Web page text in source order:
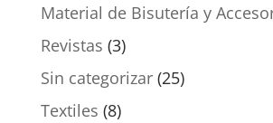
Material de Bisutería y
Revistas (3)
Sin categorizar (25)
Textiles (8)